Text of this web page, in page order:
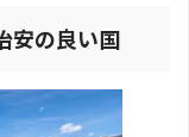
安の良い国